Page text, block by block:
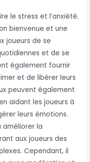
le stress et l’anxiété.
bienvenue et une
joueurs de se
et de se
également fournir
et de libérer leurs
peuvent également
aidant les joueurs à
leurs émotions.
améliorer la
aux joueurs des
Cependant, il